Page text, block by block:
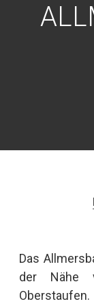
Ideen
Das
der Nähe